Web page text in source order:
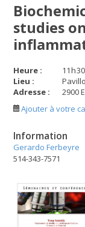
studies
Heure : 11h30
Lieu :
Adresse :
2900
Ajouter à votre
Information
Gerardo Ferbeyre
514-343-7571